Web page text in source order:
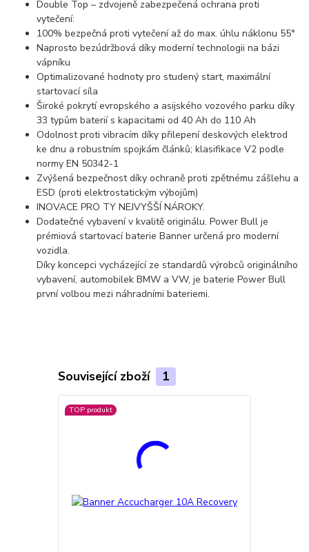
Double Top – zdvojeně zabezpečená ochrana proti
vytečení:
100% bezpečná proti vytečení až do max. úhlu náklonu 55°
Naprosto bezúdržbová díky moderní technologii na bázi
vápníku
Optimalizované hodnoty pro studený start, maximální
startovací síla
Široké pokrytí evropského a asijského vozového parku díky
33 typům baterií s kapacitami od 40 Ah do 110 Ah
Odolnost proti vibracím díky přilepení deskových elektrod
ke dnu a robustním spojkám článků; klasifikace V2 podle
normy EN 50342-1
Zvýšená bezpečnost díky ochraně proti zpětnému zášlehu a
ESD (proti elektrostatickým výbojům)
INOVACE PRO TY NEJVYŠŠÍ NÁROKY.
Dodatečné vybavení v kvalitě originálu. Power Bull je
prémiová startovací baterie Banner určená pro moderní
vozidla.
Díky koncepci vycházející ze standardů výrobců originálního
vybavení, automobilek BMW a VW, je baterie Power Bull
první volbou mezi náhradními bateriemi.
Související zboží 1
TOP produkt